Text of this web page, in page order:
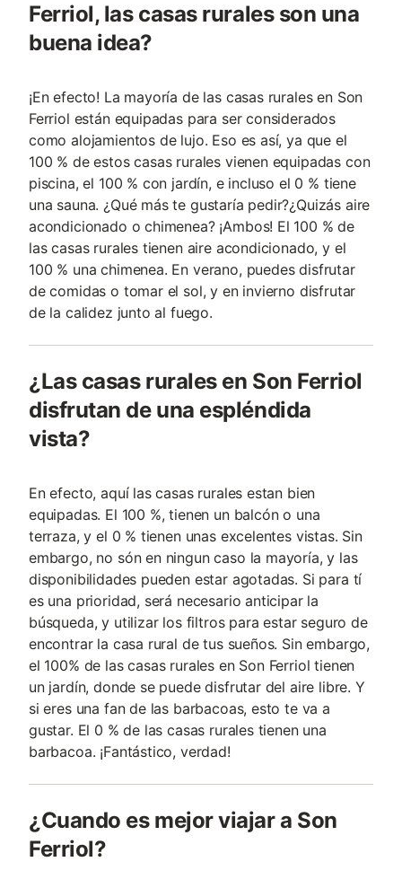
Ferriol, las casas rurales son una
buena idea?
¡En efecto! La mayoría de las casas rurales en Son
Ferriol están equipadas para ser considerados
como alojamientos de lujo. Eso es así, ya que el
100 % de estos casas rurales vienen equipadas con
piscina, el 100 % con jardín, e incluso el 0 % tiene
una sauna. ¿Qué más te gustaría pedir?¿Quizás aire
acondicionado o chimenea? ¡Ambos! El 100 % de
las casas rurales tienen aire acondicionado, y el
100 % una chimenea. En verano, puedes disfrutar
de comidas o tomar el sol, y en invierno disfrutar
de la calidez junto al fuego.
¿Las casas rurales en Son Ferriol
disfrutan de una espléndida
vista?
En efecto, aquí las casas rurales estan bien
equipadas. El 100 %, tienen un balcón o una
terraza, y el 0 % tienen unas excelentes vistas. Sin
embargo, no són en ningun caso la mayoría, y las
disponibilidades pueden estar agotadas. Si para tí
es una prioridad, será necesario anticipar la
búsqueda, y utilizar los filtros para estar seguro de
encontrar la casa rural de tus sueños. Sin embargo,
el 100% de las casas rurales en Son Ferriol tienen
un jardín, donde se puede disfrutar del aire libre. Y
si eres una fan de las barbacoas, esto te va a
gustar. El 0 % de las casas rurales tienen una
barbacoa. ¡Fantástico, verdad!
¿Cuando es mejor viajar a Son
Ferriol?